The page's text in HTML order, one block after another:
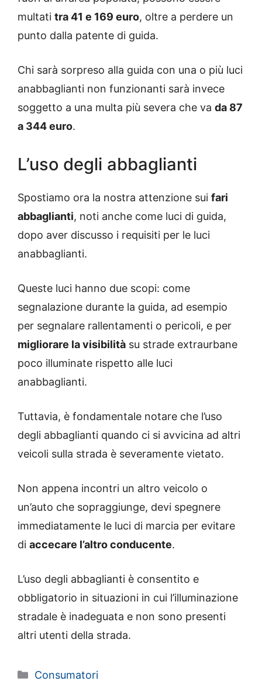
multati tra 41 e 169 euro, oltre a perdere un
punto dalla patente di guida.
Chi sarà sorpreso alla guida con una o più luci
anabbaglianti non funzionanti sarà invece
soggetto a una multa più severa che va da 87
a 344 euro.
L’uso degli abbaglianti
Spostiamo ora la nostra attenzione sui fari
abbaglianti, noti anche come luci di guida,
dopo aver discusso i requisiti per le luci
anabbaglianti.
Queste luci hanno due scopi: come
segnalazione durante la guida, ad esempio
per segnalare rallentamenti o pericoli, e per
migliorare la visibilità su strade extraurbane
poco illuminate rispetto alle luci
anabbaglianti.
Tuttavia, è fondamentale notare che l’uso
degli abbaglianti quando ci si avvicina ad altri
veicoli sulla strada è severamente vietato.
Non appena incontri un altro veicolo o
un’auto che sopraggiunge, devi spegnere
immediatamente le luci di marcia per evitare
di accecare l’altro conducente.
L’uso degli abbaglianti è consentito e
obbligatorio in situazioni in cui l’illuminazione
stradale è inadeguata e non sono presenti
altri utenti della strada.
Categorie
Consumatori